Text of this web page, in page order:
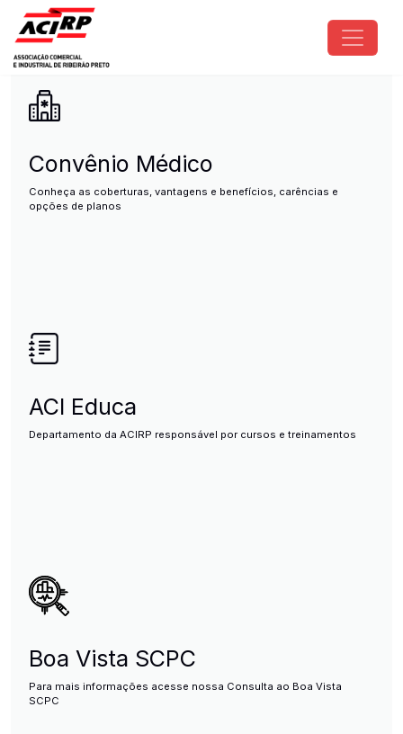
Pular para o conteúdo principal
ACIRP - Associação Comercial
Convênio Médico
Conheça as coberturas, vantagens e benefícios, carências e
opções de planos
ACI Educa
Departamento da ACIRP responsável por cursos e treinamentos
Boa Vista SCPC
Para mais informações acesse nossa Consulta ao Boa Vista
SCPC